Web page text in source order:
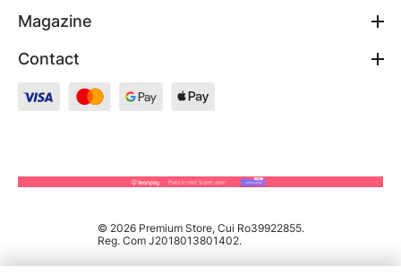
Magazine
Contact
© 2026 Premium Store, Cui Ro39922855.
Reg. Com J2018013801402.